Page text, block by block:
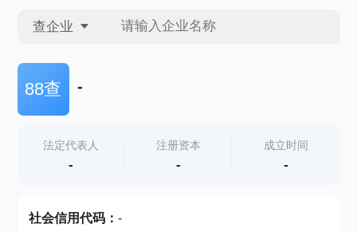
查企业
查企业
查产地
88查 -
法定代表人
-
注册资本
-
成立时间
-
社会信用代码： -